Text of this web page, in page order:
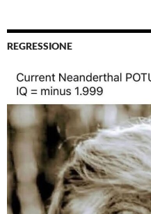
REGRESSIONE